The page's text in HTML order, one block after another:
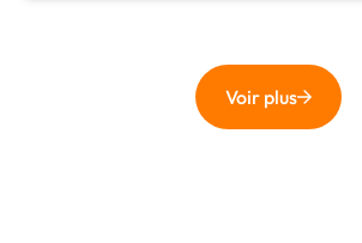
Voir plus